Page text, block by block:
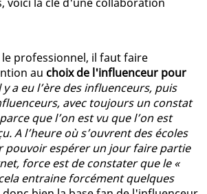
professionnel, il faut faire
au choix de l'influenceur pour
y a eu l’ère des influenceurs, puis
avec toujours un constat
que l’on est vu que l’on est
A l’heure où s’ouvrent des écoles
pouvoir espérer un jour faire partie
force est de constater que le «
entraine forcément quelques